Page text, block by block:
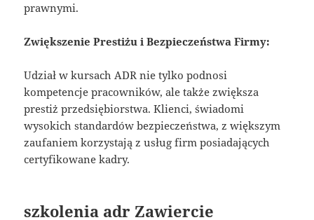
prawnymi.
Zwiększenie Prestiżu i Bezpieczeństwa Firmy:
Udział w kursach ADR nie tylko podnosi
kompetencje pracowników, ale także zwiększa
prestiż przedsiębiorstwa. Klienci, świadomi
wysokich standardów bezpieczeństwa, z większym
zaufaniem korzystają z usług firm posiadających
certyfikowane kadry.
szkolenia adr Zawiercie